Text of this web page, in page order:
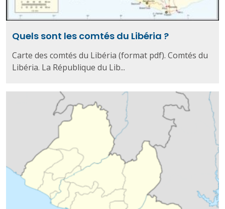
Quels sont les comtés du Libéria ?
Carte des comtés du Libéria (format pdf). Comtés du
Libéria. La République du Lib...